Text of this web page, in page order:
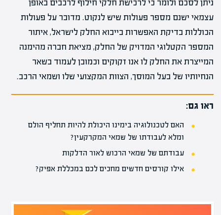
ניתן לסכם ולומר כי לרכישת חלקי חילוף לרכבים באופן
עצמאי ישנם מספר פעולות שיש לנקוט. מדובר על פעולות
הכוללות בדיקת האפשרות בייבוא החלק לישראל, איתור
המספר הקטלוגי המדויק של החלק, מציאת חברה מהימנה
המייצרת את החלק לו אנו זקוקים וכמובן לעמוד בשאר
הנחיותיו של בעל המוסך, הצוות המקצועי שלו ושמאי הרכב.
ראו גם:
האם לטכנולוגיה בימינו היכולת להיות תחליף הולם
ומלא לעבודתו של שמאי המקרקעין?
עבודתם של שמאי הרכוש לאור הדלקות
אילו קורסים חדשים מחכים לכם במכללת אפיק?